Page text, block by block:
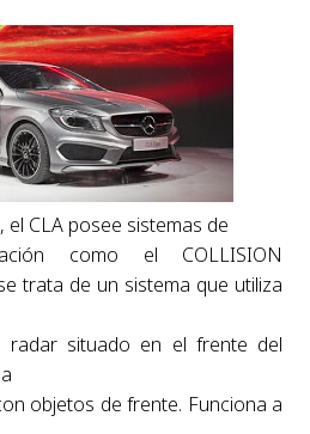
CLA posee sistemas de
como el COLLISION
trata de un sistema que utiliza
radar situado en el frente del
objetos de frente. Funciona a